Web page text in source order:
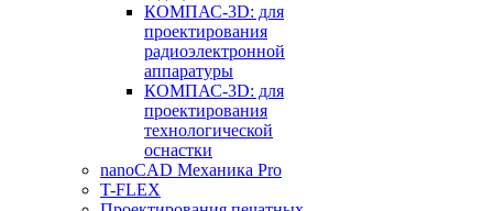
КОМПАС-3D: для
проектирования
радиоэлектронной
аппаратуры
КОМПАС-3D: для
проектирования
технологической
оснастки
nanoCAD Механика Pro
T-FLEX